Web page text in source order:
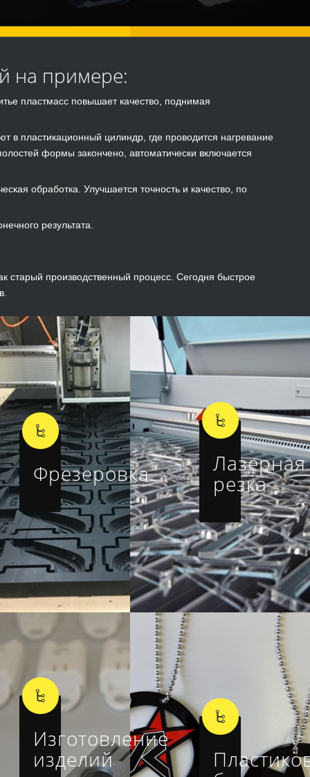
на примере:
пластмасс повышает качество, поднимая
в пластикационный цилиндр, где проводится нагревание
формы закончено, автоматически включается
обработка. Улучшается точность и качество, по
результата.
старый производственный процесс. Сегодня быстрое
Фрезеровка Лазерная
резка
Изготовление
изделий